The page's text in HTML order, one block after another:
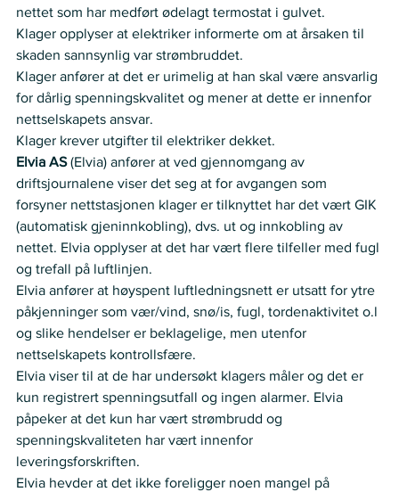
nettet som har medført ødelagt termostat i gulvet.
Klager opplyser at elektriker informerte om at årsaken til
skaden sannsynlig var strømbruddet.
Klager anfører at det er urimelig at han skal være ansvarlig
for dårlig spenningskvalitet og mener at dette er innenfor
nettselskapets ansvar.
Klager krever utgifter til elektriker dekket.
Elvia AS (Elvia) anfører at ved gjennomgang av
driftsjournalene viser det seg at for avgangen som
forsyner nettstasjonen klager er tilknyttet har det vært GIK
(automatisk gjeninnkobling), dvs. ut og innkobling av
nettet. Elvia opplyser at det har vært flere tilfeller med fugl
og trefall på luftlinjen.
Elvia anfører at høyspent luftledningsnett er utsatt for ytre
påkjenninger som vær/vind, snø/is, fugl, tordenaktivitet o.l
og slike hendelser er beklagelige, men utenfor
nettselskapets kontrollsfære.
Elvia viser til at de har undersøkt klagers måler og det er
kun registrert spenningsutfall og ingen alarmer. Elvia
påpeker at det kun har vært strømbrudd og
spenningskvaliteten har vært innenfor
leveringsforskriften.
Elvia hevder at det ikke foreligger noen mangel på